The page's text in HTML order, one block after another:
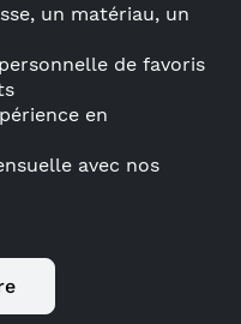
un matériau, un
de favoris
en
avec nos